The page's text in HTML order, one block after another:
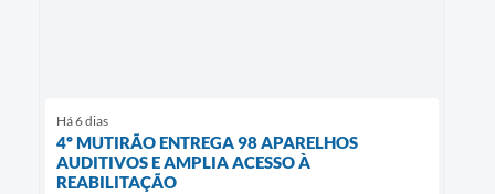
Há 6 dias
4º MUTIRÃO ENTREGA 98 APARELHOS
AUDITIVOS E AMPLIA ACESSO À
REABILITAÇÃO